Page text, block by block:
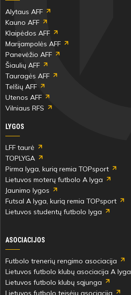
Alytaus AFF
Kauno AFF
Klaipėdos AFF
Marijampolės AFF
Panevėžio AFF
Šiaulių AFF
Tauragės AFF
Telšių AFF
Utenos AFF
Vilniaus RFS
LYGOS
LFF taurė
TOPLYGA
Pirma lyga, kurią remia TOPsport
Lietuvos moterų futbolo A lyga
Jaunimo lygos
Futsal A lyga, kurią remia TOPsport
Lietuvos studentų futbolo lyga
ASOCIACIJOS
Futbolo trenerių rengimo asociacija
Lietuvos futbolo klubų asociacija A lyga
Lietuvos futbolo klubų sąjunga